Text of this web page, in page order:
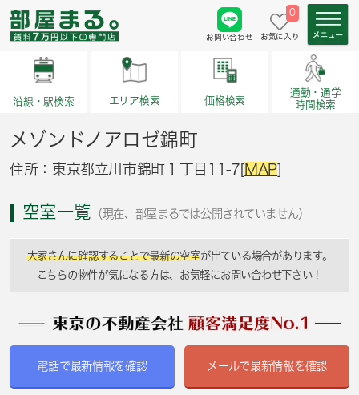
お問い合わせ
0
お気に入り
沿線・駅検索 エリア検索 価格検索
通勤・通学
時間検索
メゾンドノアロゼ錦町
住所：東京都立川市錦町１丁目11-7[MAP]
空室一覧 （現在、部屋まるでは公開されていません）
大家さんに確認することで最新の空室が出ている場合があります。
こちらの物件が気になる方は、お気軽にお問い合わせ下さい！
電話で最新情報を確認 メールで最新情報を確認